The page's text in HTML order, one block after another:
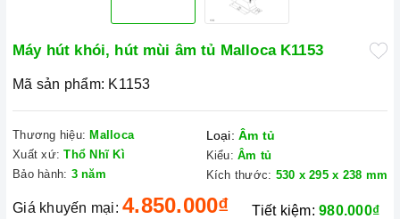
Máy hút khói, hút mùi âm tủ Malloca K1153
Mã sản phẩm: K1153
Thương hiệu: Malloca
Xuất xứ: Thổ Nhĩ Kì
Bảo hành: 3 năm
Loại: Âm tủ
Kiểu: Âm tủ
Kích thước: 530 x 295 x 238 mm
Giá khuyến mại: 4.850.000₫ Tiết kiệm:980.000₫